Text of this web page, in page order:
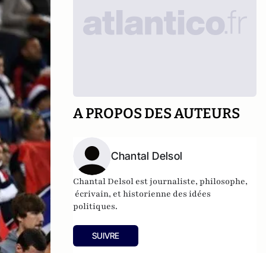
A PROPOS DES AUTEURS
Chantal Delsol
Chantal Delsol est journaliste, philosophe,
écrivain, et historienne des idées
politiques.
SUIVRE